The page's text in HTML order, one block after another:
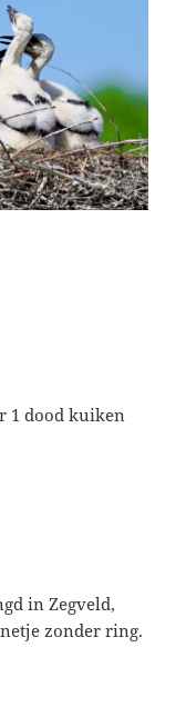
1 dood kuiken
in Zegveld,
zonder ring.